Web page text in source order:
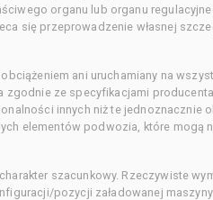
organu lub organu
się przeprowadzenie własnej
ani uruchamiany na
zgodnie ze specyfikacjami
innych niż te jednoznacznie
elementów podwozia, które mogą
szacunkowy. Rzeczywiste
pozycji załadowanej